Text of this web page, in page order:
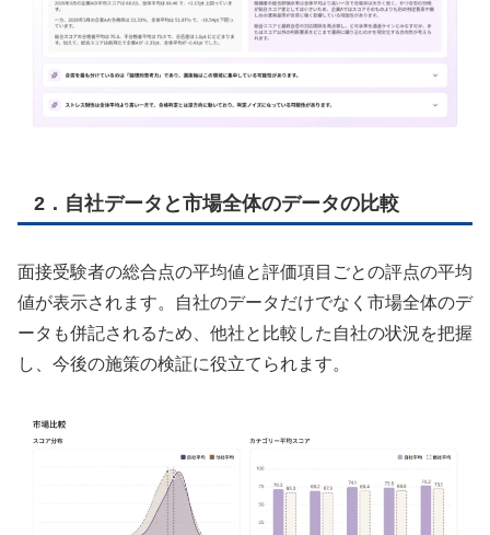
2．自社データと市場全体のデータの比較
面接受験者の総合点の平均値と評価項目ごとの評点の平均
値が表示されます。自社のデータだけでなく市場全体のデ
ータも併記されるため、他社と比較した自社の状況を把握
し、今後の施策の検証に役立てられます。